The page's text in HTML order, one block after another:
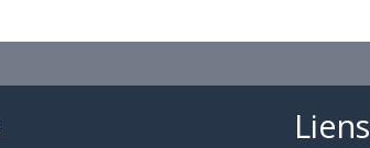
Liens